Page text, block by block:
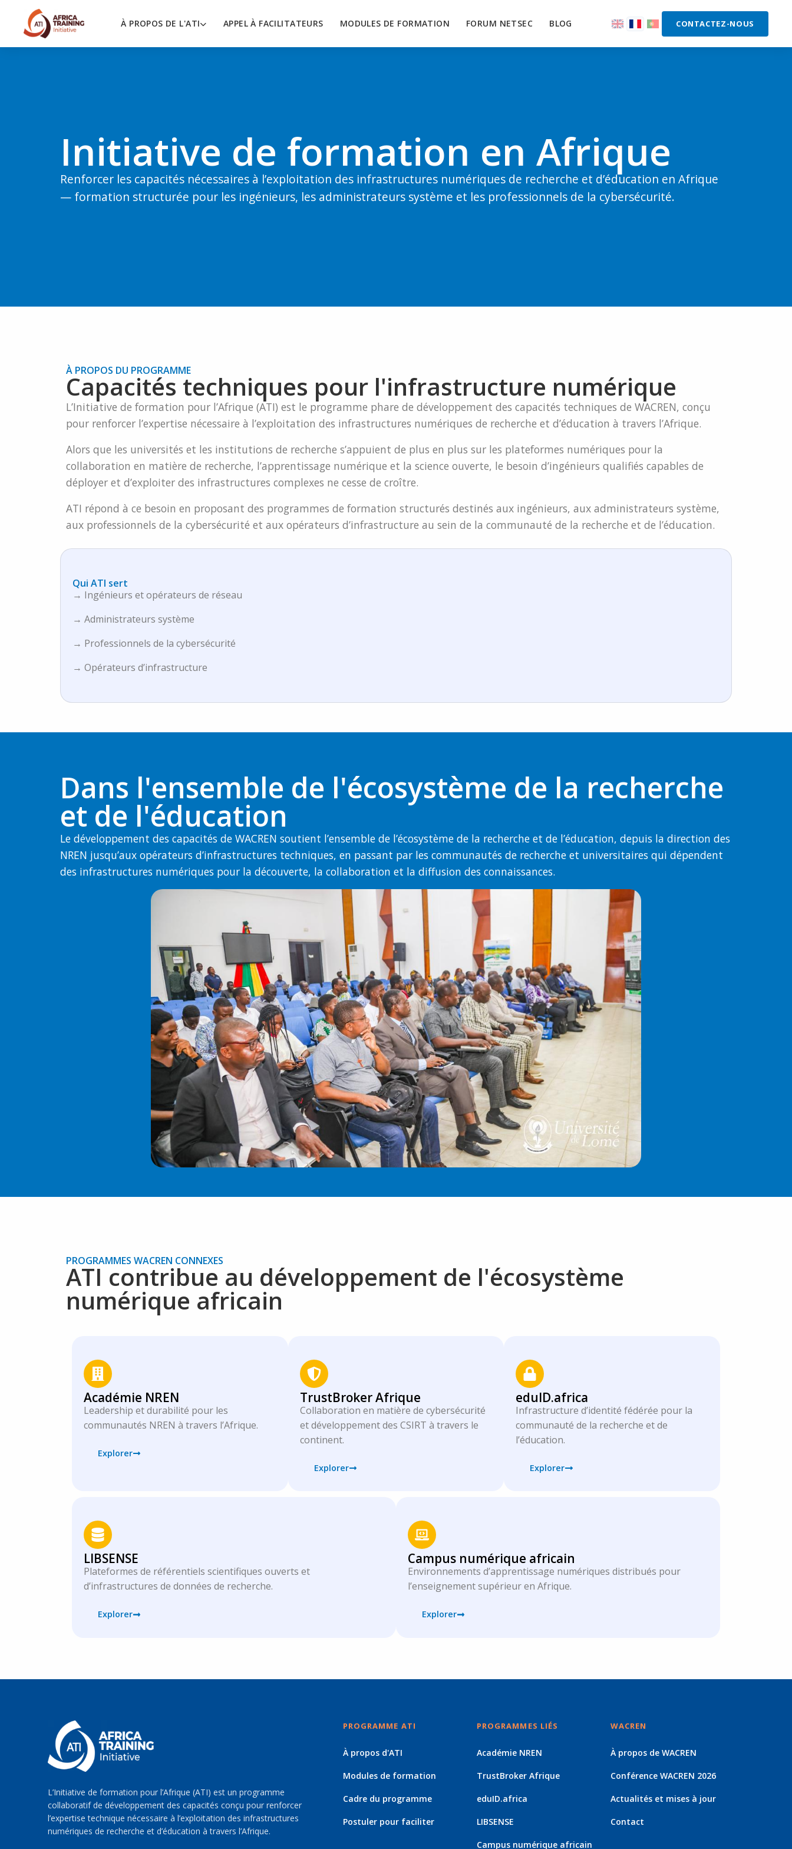
À PROPOS DE L'ATI APPEL À FACILITATEURS MODULES DE FORMATION FORUM NETSEC BLOG CONTACTEZ-NOUS
Initiative de formation en Afrique
Renforcer les capacités nécessaires à l’exploitation des infrastructures numériques de recherche et d’éducation en Afrique
— formation structurée pour les ingénieurs, les administrateurs système et les professionnels de la cybersécurité.
À PROPOS DU PROGRAMME
Capacités techniques pour l'infrastructure numérique
L’Initiative de formation pour l’Afrique (ATI) est le programme phare de développement des capacités techniques de WACREN, conçu
pour renforcer l’expertise nécessaire à l’exploitation des infrastructures numériques de recherche et d’éducation à travers l’Afrique.
Alors que les universités et les institutions de recherche s’appuient de plus en plus sur les plateformes numériques pour la
collaboration en matière de recherche, l’apprentissage numérique et la science ouverte, le besoin d’ingénieurs qualifiés capables de
déployer et d’exploiter des infrastructures complexes ne cesse de croître.
ATI répond à ce besoin en proposant des programmes de formation structurés destinés aux ingénieurs, aux administrateurs système,
aux professionnels de la cybersécurité et aux opérateurs d’infrastructure au sein de la communauté de la recherche et de l’éducation.
Qui ATI sert
→ Ingénieurs et opérateurs de réseau
→ Administrateurs système
→ Professionnels de la cybersécurité
→ Opérateurs d’infrastructure
Dans l'ensemble de l'écosystème de la recherche
et de l'éducation
Le développement des capacités de WACREN soutient l’ensemble de l’écosystème de la recherche et de l’éducation, depuis la direction des
NREN jusqu’aux opérateurs d’infrastructures techniques, en passant par les communautés de recherche et universitaires qui dépendent
des infrastructures numériques pour la découverte, la collaboration et la diffusion des connaissances.
PROGRAMMES WACREN CONNEXES
ATI contribue au développement de l'écosystème
numérique africain
Académie NREN
Leadership et durabilité pour les
communautés NREN à travers l’Afrique.
Explorer
TrustBroker Afrique
Collaboration en matière de cybersécurité
et développement des CSIRT à travers le
continent.
Explorer
eduID.africa
Infrastructure d’identité fédérée pour la
communauté de la recherche et de
l’éducation.
Explorer
LIBSENSE
Plateformes de référentiels scientifiques ouverts et
d’infrastructures de données de recherche.
Explorer
Campus numérique africain
Environnements d’apprentissage numériques distribués pour
l’enseignement supérieur en Afrique.
Explorer
L’Initiative de formation pour l’Afrique (ATI) est un programme
collaboratif de développement des capacités conçu pour renforcer
l’expertise technique nécessaire à l’exploitation des infrastructures
numériques de recherche et d’éducation à travers l’Afrique.
PROGRAMME ATI
À propos d'ATI
Modules de formation
Cadre du programme
Postuler pour faciliter
PROGRAMMES LIÉS
Académie NREN
TrustBroker Afrique
eduID.africa
LIBSENSE
Campus numérique africain
WACREN
À propos de WACREN
Conférence WACREN 2026
Actualités et mises à jour
Contact